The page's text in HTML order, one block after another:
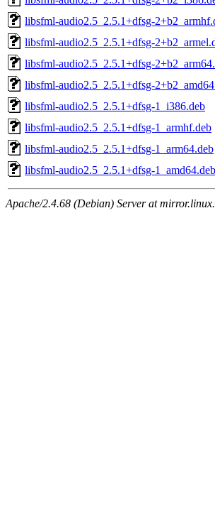
libsfml-audio2.5_2.5.1+dfsg-
libsfml-audio2.5_2.5.1+dfsg-
libsfml-audio2.5_2.5.1+dfsg-
libsfml-audio2.5_2.5.1+dfsg-
libsfml-audio2.5_2.5.1+dfsg-1_i386.deb
libsfml-audio2.5_2.5.1+dfsg-1_armhf.deb
libsfml-audio2.5_2.5.1+dfsg-1_arm64.deb
libsfml-audio2.5_2.5.1+dfsg-1_amd64.deb
Apache/2.4.68 (Debian) Server at